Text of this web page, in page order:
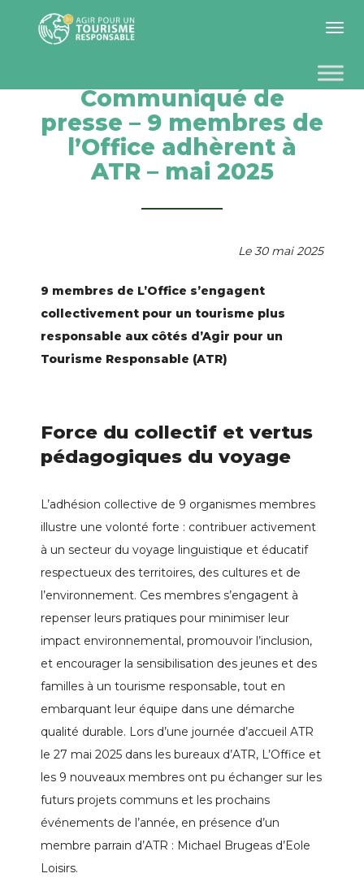
Toggle
Communiqué de
presse – 9 membres de
l’Office adhèrent à
ATR – mai 2025
Le 30 mai 2025
9 membres de L’Office s’engagent
collectivement pour un tourisme plus
responsable aux côtés d’Agir pour un
Tourisme Responsable (ATR)
Force du collectif et vertus
pédagogiques du voyage
L’adhésion collective de 9 organismes membres
illustre une volonté forte : contribuer activement
à un secteur du voyage linguistique et éducatif
respectueux des territoires, des cultures et de
l’environnement. Ces membres s’engagent à
repenser leurs pratiques pour minimiser leur
impact environnemental, promouvoir l’inclusion,
et encourager la sensibilisation des jeunes et des
familles à un tourisme responsable, tout en
embarquant leur équipe dans une démarche
qualité durable. Lors d’une journée d’accueil ATR
le 27 mai 2025 dans les bureaux d’ATR, L’Office et
les 9 nouveaux membres ont pu échanger sur les
futurs projets communs et les prochains
événements de l’année, en présence d’un
membre parrain d’ATR : Michael Brugeas d’Eole
Loisirs.